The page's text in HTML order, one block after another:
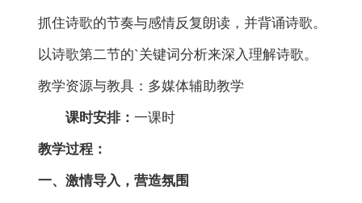
抓住诗歌的节奏与感情反复朗读，并背诵诗歌。
以诗歌第二节的`关键词分析来深入理解诗歌。
教学资源与教具：多媒体辅助教学
课时安排：一课时
教学过程：
一、激情导入，营造氛围